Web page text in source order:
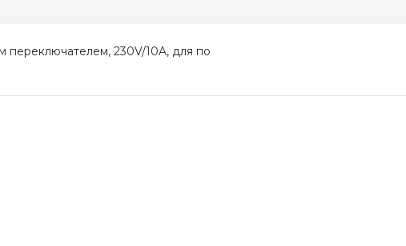
переключателем, 230V/10A, для по